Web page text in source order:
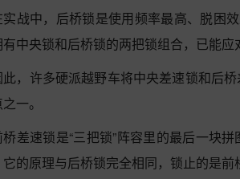
实战中，后桥锁是使用频率最高、脱困
有中央锁和后桥锁的两把锁组合，已能
此，许多硬派越野车将中央差速锁和后
一。
桥差速锁是“三把锁”阵容里的最后一块
它的原理与后桥锁完全相同，锁止的是前